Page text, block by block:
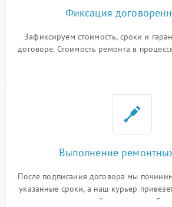
Фиксация
Зафиксируем стоимость, сроки и
договоре. Стоимость ремонта в
Выполнение
После подписания договора мы
указанные сроки, а наш курьер
гарантийным талоном